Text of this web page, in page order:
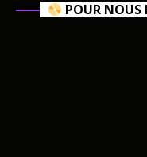
POUR NOUS